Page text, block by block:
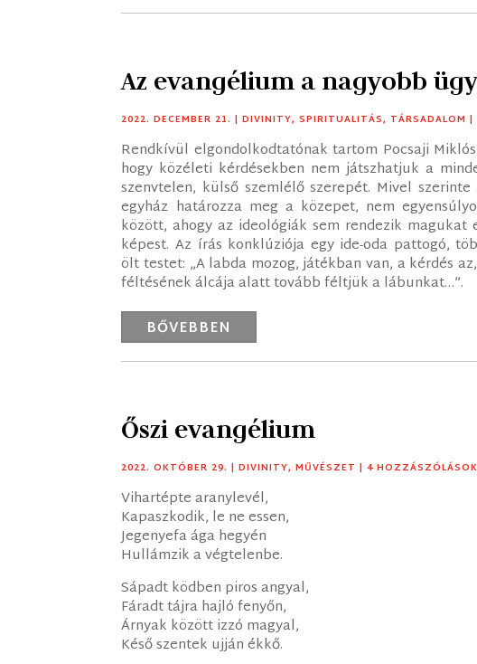
Az evangélium a nagyobb
2022. DECEMBER 21. |DIVINITY,SPIRITUALITÁS, TÁRSADALOM |
Rendkívül elgondolkodtatónak tartom Pocsaji
hogy közéleti kérdésekben nem játszhatjuk a
szenvtelen, külső szemlélő szerepét. Mivel
egyház határozza meg a közepet, nem
között, ahogy az ideológiák sem rendezik magukat
képest. Az írás konklúziója egy ide-oda pattogó,
ölt testet: „A labda mozog, játékban van, a kérdés
féltésének álcája alatt tovább féltjük a lábunkat…”.
BŐVEBBEN
Őszi evangélium
2022. OKTÓBER 29. |DIVINITY,MŰVÉSZET | 4 HOZZÁSZÓLÁSOK
Vihartépte aranylevél,
Kapaszkodik, le ne essen,
Jegenyefa ága hegyén
Hullámzik a végtelenbe.
Sápadt ködben piros angyal,
Fáradt tájra hajló fenyőn,
Árnyak között izzó magyal,
Késő szentek ujján ékkő.